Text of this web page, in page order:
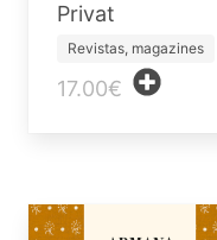
Privat
Revistas, magazines
17.00€